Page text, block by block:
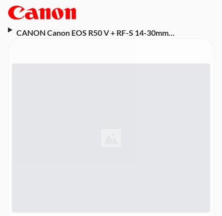
CANON Canon EOS R50 V + RF-S 14-30mm